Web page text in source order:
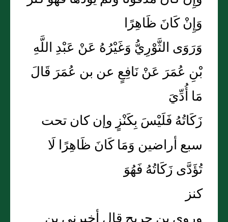
وَإِنْ كَانَ ظَاهِرًا
وَرَوَى الثَّوْرِيُّ وَغَيْرُهُ عَنْ عَبْدِ اللَّهِ
بْنِ عُمَرَ عَنْ نَافِعٍ عن بن عُمَرَ قَالَ
مَا أُدِّيَ
زَكَاتُهُ فَلَيْسَ بِكَنْزٍ وإن كان تحت
سبع أراضين وَمَا كَانَ ظَاهِرًا لَا
تُؤَدَّى زَكَاتُهُ فَهُوَ
كنز